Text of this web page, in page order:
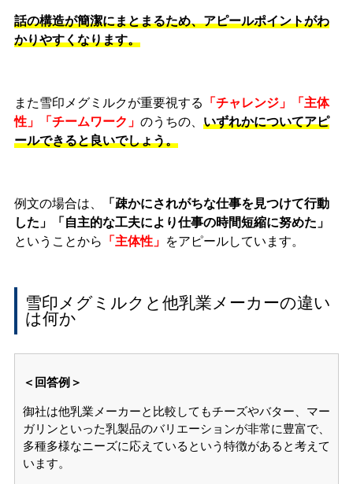
話の構造が簡潔にまとまるため、アピールポイントがわ
かりやすくなります。
また雪印メグミルクが重要視する 「チャレンジ」「主体
性」「チームワーク」 のうちの、 いずれかについてアピ
ールできると良いでしょう。
例文の場合は、
「疎かにされがちな仕事を見つけて行動
した」「自主的な工夫により仕事の時間短縮に努めた」
ということから 「主体性」 をアピールしています。
雪印メグミルクと他乳業メーカーの違い
は何か
＜回答例＞
御社は他乳業メーカーと比較してもチーズやバター、マー
ガリンといった乳製品のバリエーションが非常に豊富で、
多種多様なニーズに応えているという特徴があると考えて
います。